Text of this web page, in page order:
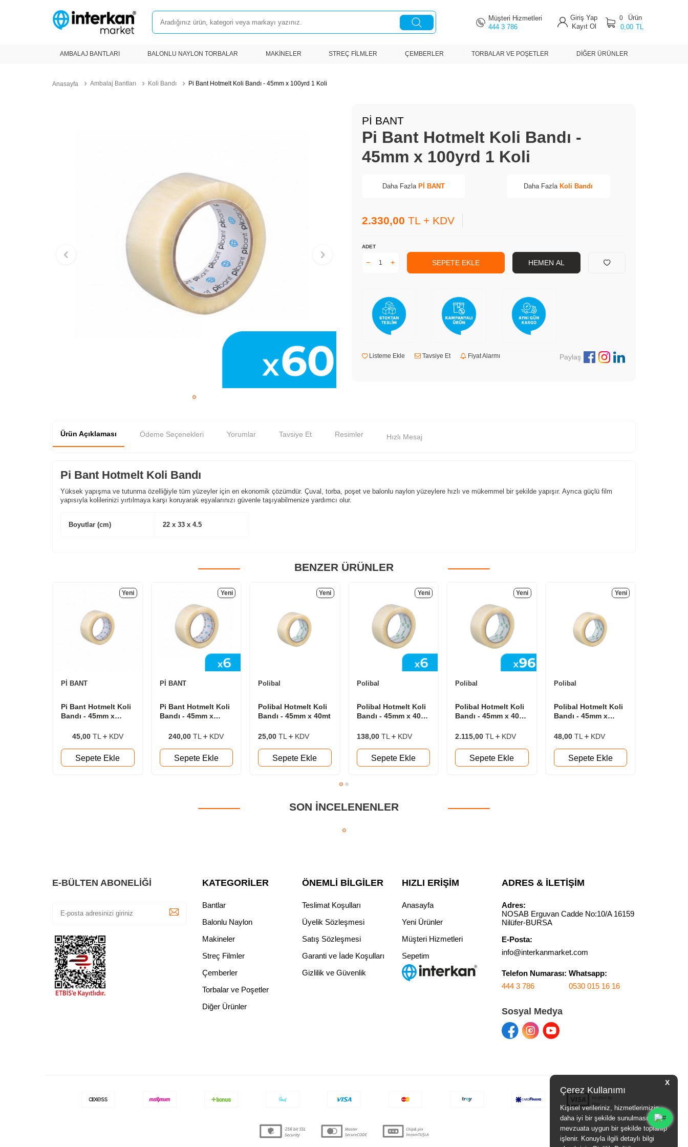
X
Çerez Kullanımı
Kişisel verileriniz, hizmetlerimizin
daha iyi bir şekilde sunulması için
mevzuata uygun bir şekilde toplanıp
işlenir. Konuyla ilgili detaylı bilgi
Müşteri Hizmetleri
444 3 786
Giriş Yap
Kayıt Ol
0
Ürün
0,00 TL
AMBALAJ BANTLARI BALONLU NAYLON TORBALAR MAKINELER STREÇ FILMLER ÇEMBERLER TORBALAR VE POŞETLER DIĞER ÜRÜNLER
Anasayfa Ambalaj Bantları Koli Bandı Pi Bant Hotmelt Koli Bandı - 45mm x 100yrd 1 Koli
Pİ BANT
Pi Bant Hotmelt Koli Bandı -
45mm x 100yrd 1 Koli
Daha FazlaPİ BANT Daha FazlaKoli Bandı
2.330,00 TL + KDV
ADET
SEPETE EKLE HEMEN AL
Listeme Ekle Tavsiye Et Fiyat Alarmı Paylaş
Ürün Açıklaması Ödeme Seçenekleri Yorumlar Tavsiye Et Resimler Hızlı Mesaj
Pi Bant Hotmelt Koli Bandı
Yüksek yapışma ve tutunma özelliğiyle tüm yüzeyler için en ekonomik çözümdür. Çuval, torba, poşet ve balonlu naylon yüzeylere hızlı ve mükemmel bir şekilde yapışır. Ayrıca güçlü film
yapısıyla kolilerinizi yırtılmaya karşı koruyarak eşyalarınızı güvenle taşıyabilmenize yardımcı olur.
Boyutlar (cm) 22 x 33 x 4.5
BENZER ÜRÜNLER
Yeni
Pİ BANT
Pi Bant Hotmelt Koli
Bandı - 45mm x
45,00TL KDV
Sepete Ekle
Yeni
Pİ BANT
Pi Bant Hotmelt Koli
Bandı - 45mm x
240,00 TL KDV
Sepete Ekle
Yeni
Polibal
Polibal Hotmelt Koli
Bandı - 45mm x 40mt
25,00 TL KDV
Sepete Ekle
Yeni
Polibal
Polibal Hotmelt Koli
Bandı - 45mm x 40mt
138,00TL KDV
Sepete Ekle
Yeni
Polibal
Polibal Hotmelt Koli
Bandı - 45mm x 40mt
2.115,00 TL KDV
Sepete Ekle
Yeni
Polibal
Polibal Hotmelt Koli
Bandı - 45mm x
48,00TL KDV
Sepete Ekle
SON INCELENENLER
E-BÜLTEN ABONELIĞI KATEGORILER
Bantlar
Balonlu Naylon
Makineler
Streç Filmler
Çemberler
Torbalar ve Poşetler
Diğer Ürünler
ÖNEMLI BILGILER
Teslimat Koşulları
Üyelik Sözleşmesi
Satış Sözleşmesi
Garanti ve İade Koşulları
Gizlilik ve Güvenlik
HIZLI ERIŞIM
Anasayfa
Yeni Ürünler
Müşteri Hizmetleri
Sepetim
logo
ADRES & İLETIŞIM
Adres:
NOSAB Erguvan Cadde No:10/A 16159
Nilüfer-BURSA
E-Posta:
info@interkanmarket.com
Telefon Numarası:
444 3 786
Whatsapp:
0530 015 16 16
Sosyal Medya